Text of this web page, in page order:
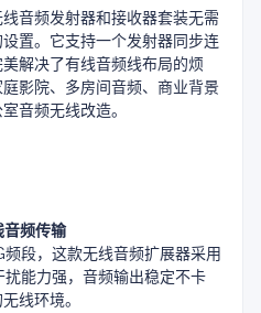
音频发射器和接收器套装无需
置。它支持一个发射器同步连
解决了有线音频线布局的烦
影院、多房间音频、商业背景
音频无线改造。
音频传输
段，这款无线音频扩展器采用
扰能力强，音频输出稳定不卡
线环境。